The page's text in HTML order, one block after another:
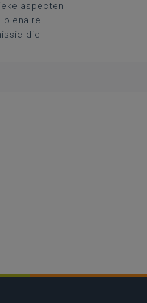
aspecten
plenaire
die